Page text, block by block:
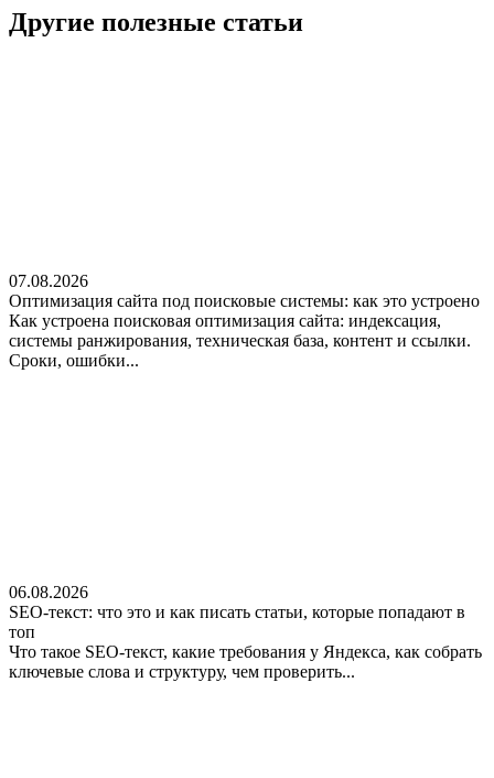
Другие полезные статьи
07.08.2026
Оптимизация сайта под поисковые системы: как это устроено
Как устроена поисковая оптимизация сайта: индексация,
системы ранжирования, техническая база, контент и ссылки.
Сроки, ошибки...
06.08.2026
SEO-текст: что это и как писать статьи, которые попадают в
топ
Что такое SEO-текст, какие требования у Яндекса, как собрать
ключевые слова и структуру, чем проверить...